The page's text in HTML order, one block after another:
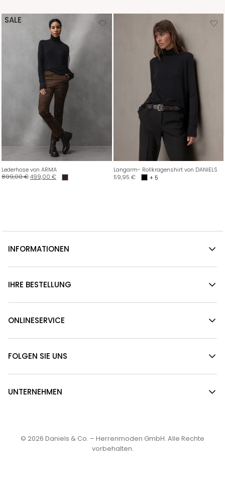
SALE
Lederhose von ARMA
899,00€499,00 €
Langarm- Rollkragenshirt von DANIELS
59,95 € + 5
INFORMATIONEN
IHRE BESTELLUNG
ONLINESERVICE
FOLGEN SIE UNS
UNTERNEHMEN
© 2026 Daniels & Co. – Herrenmoden GmbH. Alle Rechte
vorbehalten.